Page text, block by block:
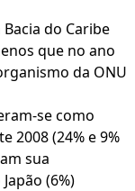
do Caribe
que no ano
da ONU
se como
2008 (24% e 9%
sua
(6%)